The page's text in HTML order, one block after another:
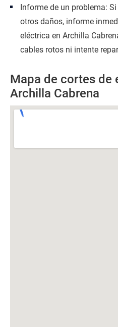
Informe de un problema:
otros daños, informe
eléctrica en Archilla
cables rotos ni intente
Mapa de cortes de
Archilla Cabrena